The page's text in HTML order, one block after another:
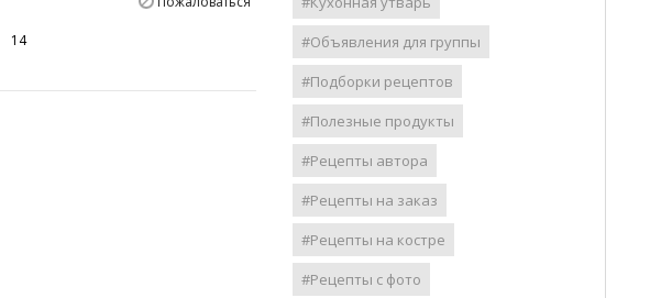
14
#Объявления для группы
#Подборки рецептов
#Полезные продукты
#Рецепты автора
#Рецепты на заказ
#Рецепты на костре
#Рецепты с фото